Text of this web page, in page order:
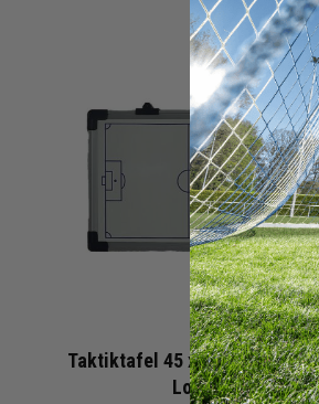
Taktiktafel 45 x 30 cm mit ATS
Logo